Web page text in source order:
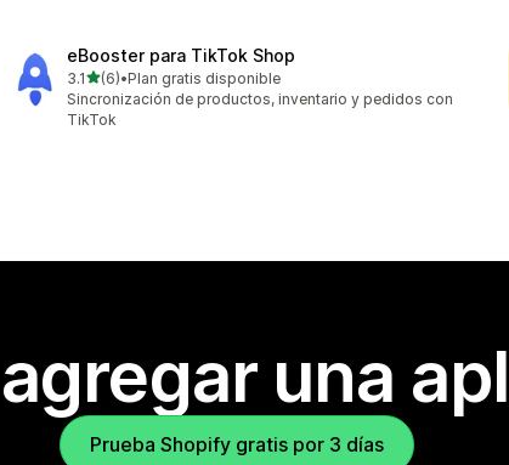
eBooster para TikTok Shop
3.1de 5 estrellas
(6)
6 reseñas en total
•Plan gratis disponible
Sincronización de productos, inventario y pedidos con
TikTok
una
Prueba Shopify gratis por 3 días